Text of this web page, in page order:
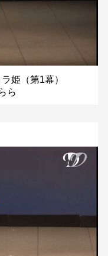
姫（第1幕）
ら